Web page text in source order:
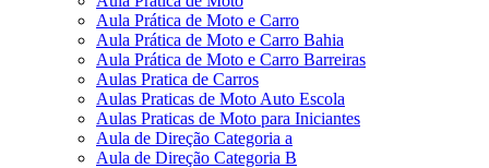
Aula Prática de Moto e Carro
Aula Prática de Moto e Carro Bahia
Aula Prática de Moto e Carro Barreiras
Aulas Pratica de Carros
Aulas Praticas de Moto Auto Escola
Aulas Praticas de Moto para Iniciantes
Aula de Direção Categoria a
Aula de Direção Categoria B